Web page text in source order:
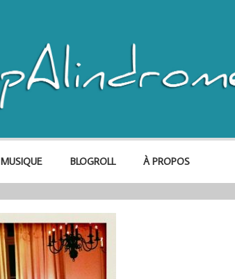
MUSIQUE BLOGROLL À PROPOS